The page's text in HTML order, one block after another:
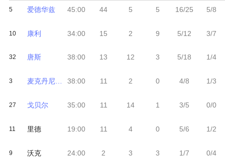
5 爱德华兹
10 康利
32 唐斯
3 麦克丹尼尔斯
27 戈贝尔
11 里德
9 沃克
45:00
34:00
38:00
38:00
35:00
19:00
24:00
44
15
13
11
11
11
2
5
2
12
2
14
4
3
5
9
3
0
1
0
3
16/25
5/12
5/18
4/8
3/5
5/6
1/7
5/8
3/7
1/4
1/3
0/0
1/2
0/4